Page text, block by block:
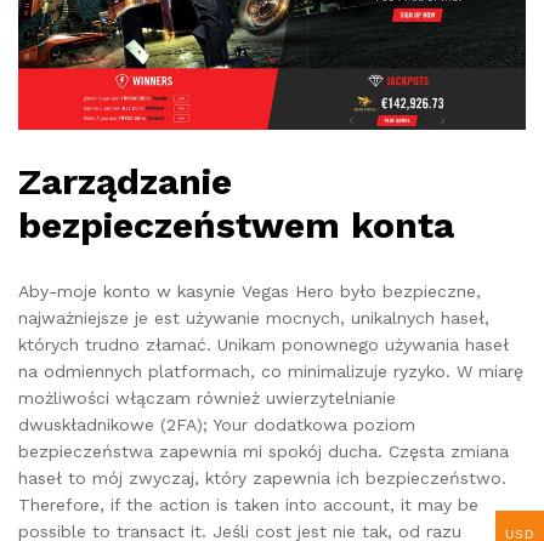
Zarządzanie
bezpieczeństwem konta
Aby-moje konto w kasynie Vegas Hero było bezpieczne,
najważniejsze je est używanie mocnych, unikalnych haseł,
których trudno złamać. Unikam ponownego używania haseł
na odmiennych platformach, co minimalizuje ryzyko. W miarę
możliwości włączam również uwierzytelnianie
dwuskładnikowe (2FA); Your dodatkowa poziom
bezpieczeństwa zapewnia mi spokój ducha. Częsta zmiana
haseł to mój zwyczaj, który zapewnia ich bezpieczeństwo.
Therefore, if the action is taken into account, it may be
possible to transact it. Jeśli cost jest nie tak, od razu
USD